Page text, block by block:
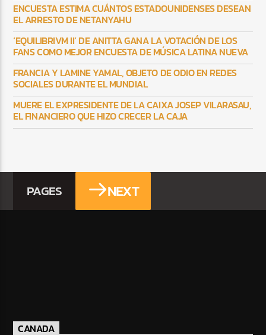
ENCUESTA ESTIMA CUÁNTOS ESTADOUNIDENSES DESEAN
EL ARRESTO DE NETANYAHU
‘EQUILIBRIVM II’ DE ANITTA GANA LA VOTACIÓN DE LOS
FANS COMO MEJOR ENCUESTA DE MÚSICA LATINA NUEVA
FRANCIA Y LAMINE YAMAL, OBJETO DE ODIO EN REDES
SOCIALES DURANTE EL MUNDIAL
MUERE EL EXPRESIDENTE DE LA CAIXA JOSEP VILARASAU,
EL FINANCIERO QUE HIZO CRECER LA CAJA
PAGES NEXT
CANADA